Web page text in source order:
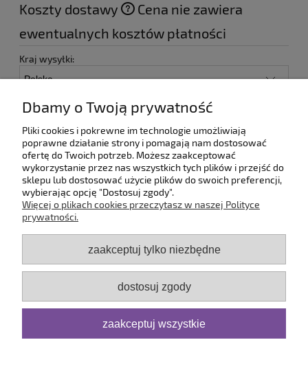
Koszty dostawy
Cena nie zawiera
ewentualnych kosztów płatności
Kraj wysyłki:
Kurier DPD
Odbiór osobisty(- Odbiór w siedzibie firmy) 0,00 zł
Pomoc
Moje konto
Serwis
O firmie
Dbamy o Twoją prywatność
Pliki cookies i pokrewne im technologie umożliwiają
poprawne działanie strony i pomagają nam dostosować
ofertę do Twoich potrzeb. Możesz zaakceptować
wykorzystanie przez nas wszystkich tych plików i przejść do
sklepu lub dostosować użycie plików do swoich preferencji,
wybierając opcję "Dostosuj zgody".
Więcej o plikach cookies przeczytasz w naszej Polityce
prywatności.
zaakceptuj tylko niezbędne
dostosuj zgody
zaakceptuj wszystkie